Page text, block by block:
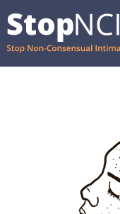
Recursos y apoyo
Cómo funciona